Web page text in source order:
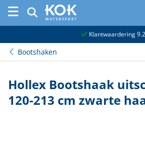
Klantwaardering 9.2
Bootshaken
Hollex Bootshaak
120-213 cm zwarte